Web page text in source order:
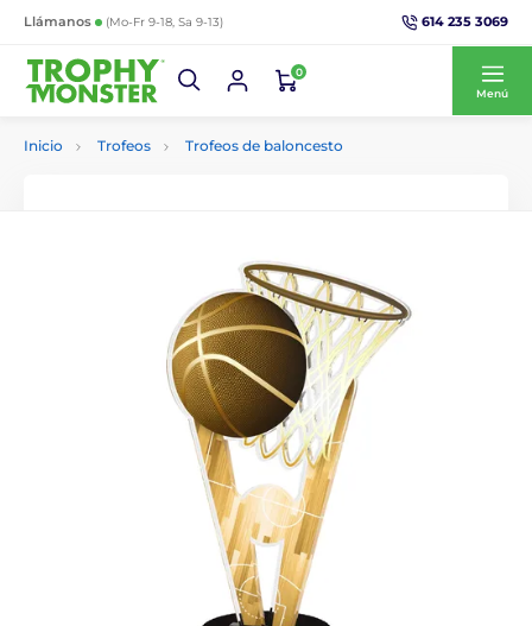
Llámanos (Mo-Fr 9-18, Sa 9-13) 614 235 3069
0
Menú
Inicio Trofeos Trofeos de baloncesto